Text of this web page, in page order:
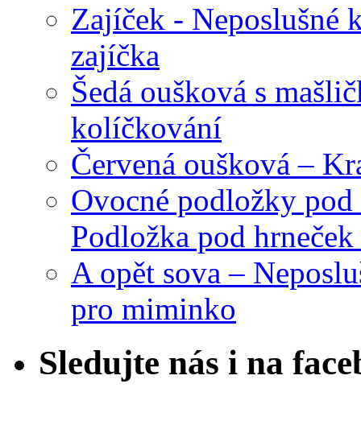
Zajíček - Neposlušné
zajíčka
Šedá oušková s
kolíčkování
Červená oušková –
Ovocné podložky
Podložka pod
A opět sova –
pro miminko
Sledujte nás i na